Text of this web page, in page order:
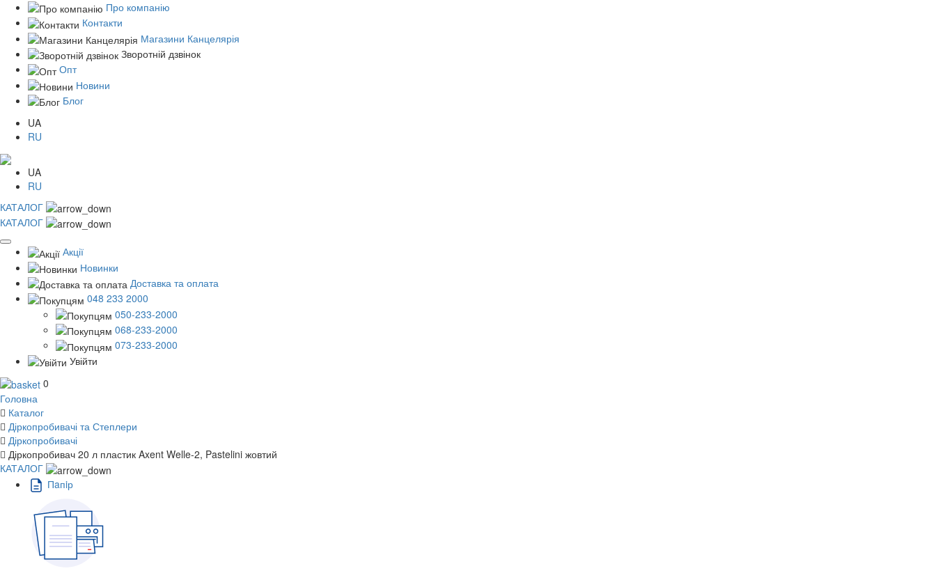
Про компанію
Контакти
Магазини Канцелярія
Зворотній дзвінок
Опт
Новини
Блог
UA
RU
UA
RU
КАТАЛОГ
КАТАЛОГ
Акції
Новинки
Доставка та оплата
048 233 2000
050-233-2000
068-233-2000
073-233-2000
Увійти
0
Головна
Каталог
Діркопробивачі та Степлери
Діркопробивачі
Діркопробивач 20 л пластик Axent Welle-2, Pastelini жовтий
КАТАЛОГ
Пaпiр